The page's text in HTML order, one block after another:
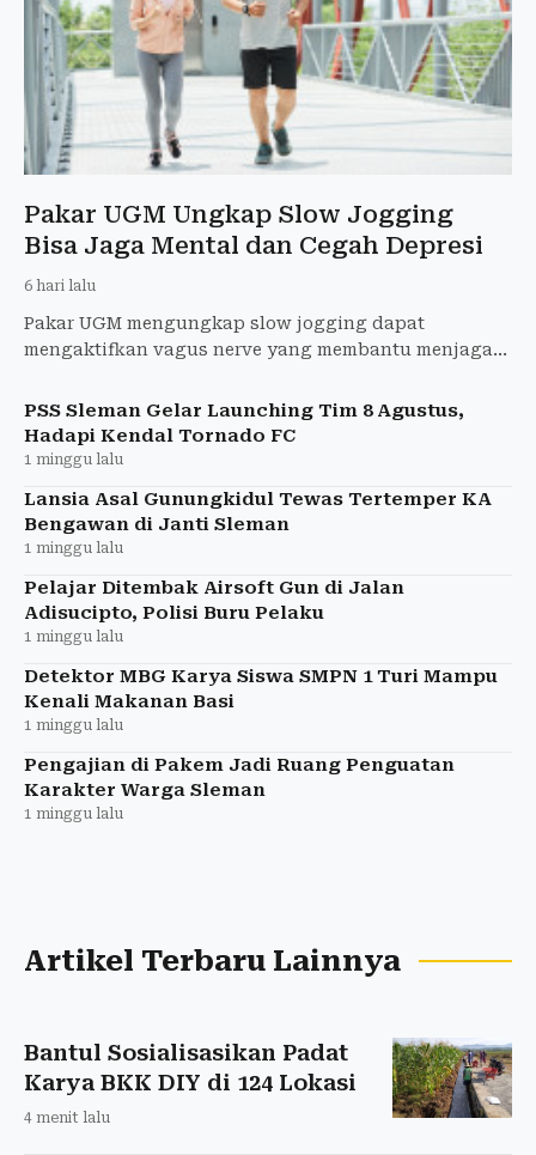
Pakar UGM Ungkap Slow Jogging
Bisa Jaga Mental dan Cegah Depresi
6 hari lalu
Pakar UGM mengungkap slow jogging dapat
mengaktifkan vagus nerve yang membantu menjaga
menyehatkan tubuh.
PSS Sleman Gelar Launching Tim 8 Agustus,
Hadapi Kendal Tornado FC
1 minggu lalu
Lansia Asal Gunungkidul Tewas Tertemper KA
Bengawan di Janti Sleman
1 minggu lalu
Pelajar Ditembak Airsoft Gun di Jalan
Adisucipto, Polisi Buru Pelaku
1 minggu lalu
Detektor MBG Karya Siswa SMPN 1 Turi Mampu
Kenali Makanan Basi
1 minggu lalu
Pengajian di Pakem Jadi Ruang Penguatan
Karakter Warga Sleman
1 minggu lalu
Artikel Terbaru Lainnya
Bantul Sosialisasikan Padat
Karya BKK DIY di 124 Lokasi
4 menit lalu